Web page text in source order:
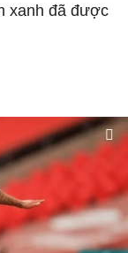
xanh đã được